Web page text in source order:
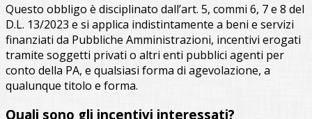
Questo obbligo è disciplinato dall’art. 5, commi 6, 7 e 8 del
D.L. 13/2023 e si applica indistintamente a beni e servizi
finanziati da Pubbliche Amministrazioni, incentivi erogati
tramite soggetti privati o altri enti pubblici agenti per
conto della PA, e qualsiasi forma di agevolazione, a
qualunque titolo e forma.
Quali sono gli incentivi interessati?